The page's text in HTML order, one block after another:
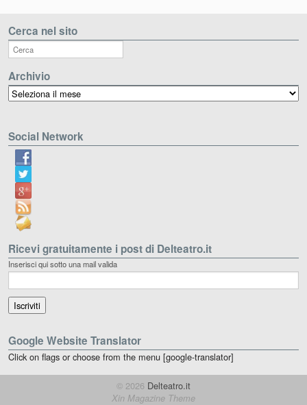
Cerca nel sito
Archivio
Archivio
Social Network
Ricevi gratuitamente i post di Delteatro.it
Inserisci qui sotto una mail valida
Google Website Translator
Click on flags or choose from the menu [google-translator]
© 2026 Delteatro.it
Xin Magazine Theme